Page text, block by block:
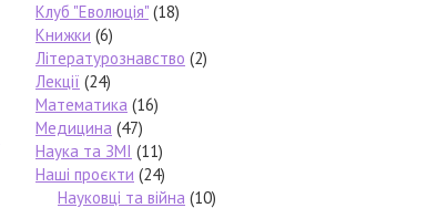
Клуб "Еволюція" (18)
Книжки (6)
Літературознавство (2)
Лекції (24)
Математика (16)
Медицина (47)
Наука та ЗМІ (11)
Наші проєкти (24)
Науковці та війна (10)